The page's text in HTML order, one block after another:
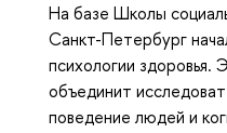
На базе Школы
Санкт-Петербург
психологии здоровья.
объединит
поведение людей и